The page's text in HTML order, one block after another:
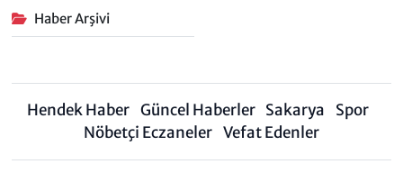
Haber Arşivi
Hendek Haber Güncel Haberler Sakarya
Spor
Nöbetçi Eczaneler Vefat Edenler